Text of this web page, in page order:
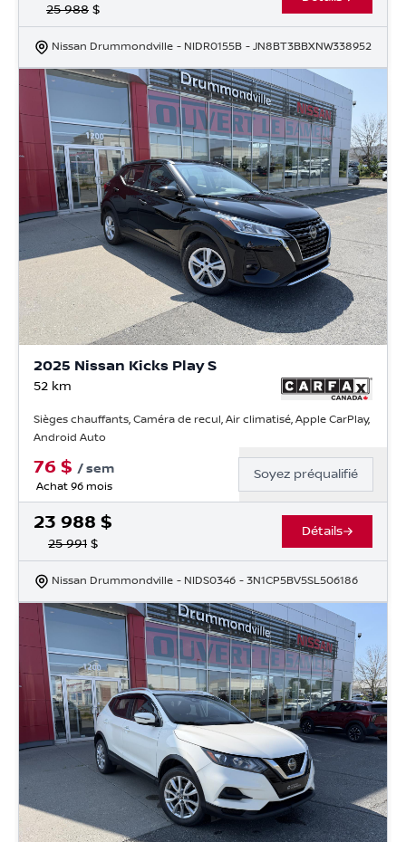
25 988 $
Nissan Drummondville - NIDR0155B - JN8BT3BBXNW338952
2025 Nissan Kicks Play S
52 km
Sièges chauffants, Caméra de recul, Air climatisé, Apple CarPlay,
Android Auto
76 $ /sem
Achat 96 mois
Soyez préqualifié
23 988 $
25 991 $
Détails
Nissan Drummondville - NIDS0346 - 3N1CP5BV5SL506186